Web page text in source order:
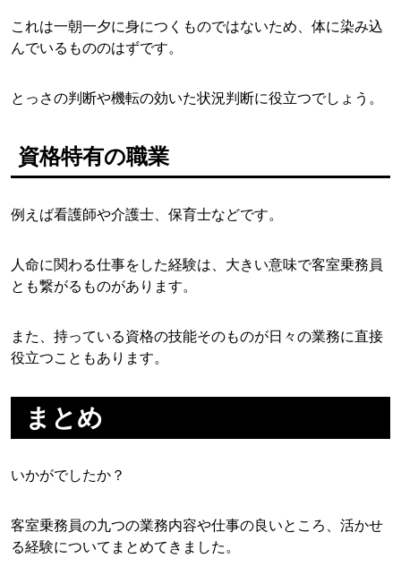
これは一朝一夕に身につくものではないため、体に染み込
んでいるもののはずです。
とっさの判断や機転の効いた状況判断に役立つでしょう。
資格特有の職業
例えば看護師や介護士、保育士などです。
人命に関わる仕事をした経験は、大きい意味で客室乗務員
とも繋がるものがあります。
また、持っている資格の技能そのものが日々の業務に直接
役立つこともあります。
まとめ
いかがでしたか？
客室乗務員の九つの業務内容や仕事の良いところ、活かせ
る経験についてまとめてきました。